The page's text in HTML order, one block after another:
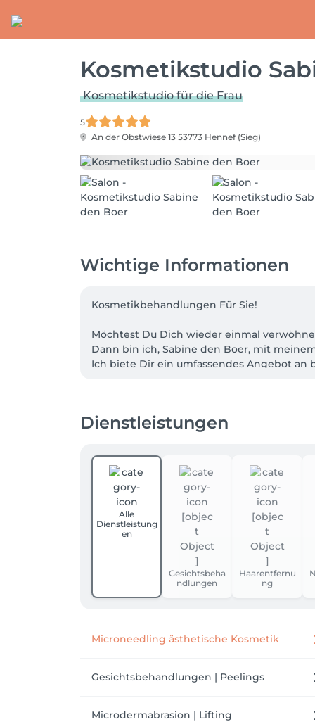
Kosmetikstudio
Kosmetikstudio für die Frau
5
An der Obstwiese 13 53773 Hennef (Sieg)
Wichtige Informationen
Kosmetikbehandlungen Für Sie!
Möchtest Du Dich wieder einmal
Dann bin ich, Sabine den Boer, mit
Ich biete Dir ein umfassendes Angebot an
Dienstleistungen
Alle
Dienstleistung
en
Gesichtsbeha
ndlungen
Haarentfernu
ng
Microneedling ästhetische Kosmetik
Gesichtsbehandlungen | Peelings
Microdermabrasion | Lifting